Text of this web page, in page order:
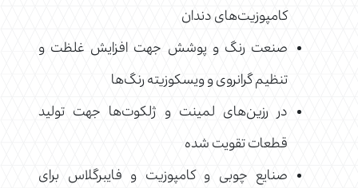
کامپوزیت‌های دندان
صنعت رنگ و پوشش جهت افزایش غلظت و
تنظیم گرانروی و ویسکوزیته رنگ‌ها
در رزین‌های لمینت و ژلکوت‌ها جهت تولید
قطعات تقویت شده
صنایع چوبی و کامپوزیت و فایبرگلاس برای